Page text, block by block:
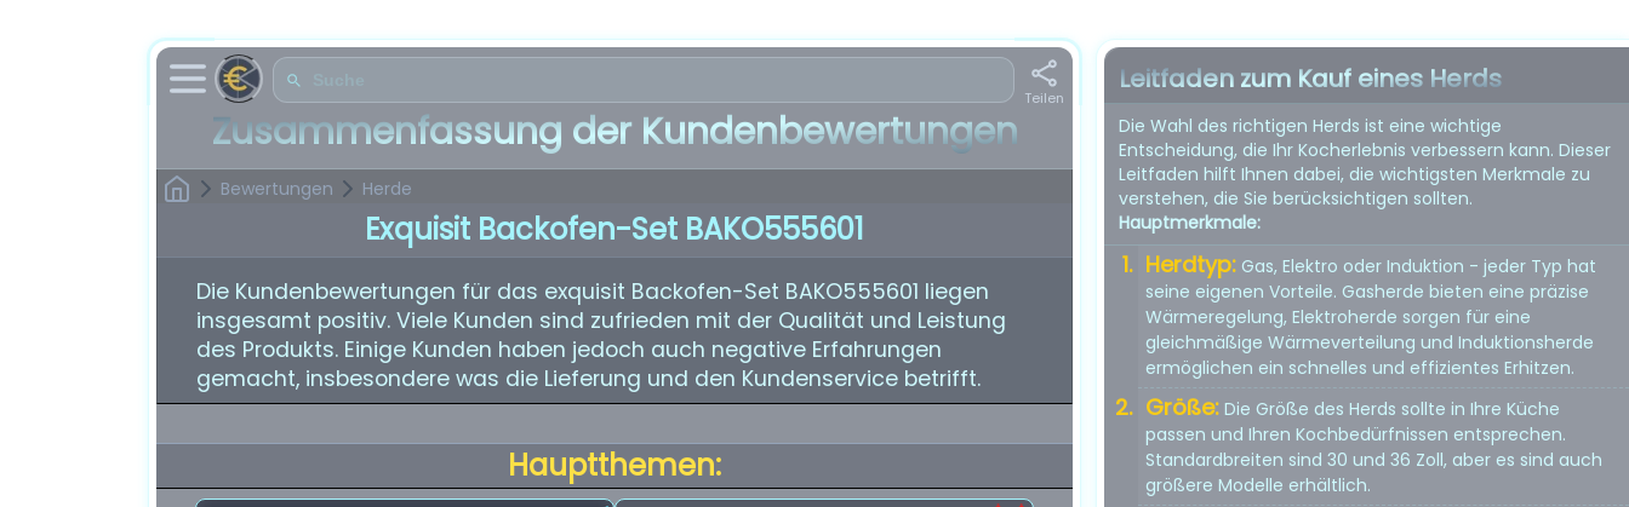
Teilen
Zusammenfassung der Kundenbewertungen
Bewertungen Herde
Exquisit Backofen-Set BAKO555601
Die Kundenbewertungen für das exquisit Backofen-Set BAKO555601 liegen
insgesamt positiv. Viele Kunden sind zufrieden mit der Qualität und Leistung
des Produkts. Einige Kunden haben jedoch auch negative Erfahrungen
gemacht, insbesondere was die Lieferung und den Kundenservice betrifft.
Hauptthemen:
Leitfaden zum Kauf eines Herds
Die Wahl des richtigen Herds ist eine wichtige
Entscheidung, die Ihr Kocherlebnis verbessern kann. Dieser
Leitfaden hilft Ihnen dabei, die wichtigsten Merkmale zu
verstehen, die Sie berücksichtigen sollten.
Hauptmerkmale:
Herdtyp: Gas, Elektro oder Induktion - jeder Typ hat
seine eigenen Vorteile. Gasherde bieten eine präzise
Wärmeregelung, Elektroherde sorgen für eine
gleichmäßige Wärmeverteilung und Induktionsherde
ermöglichen ein schnelles und effizientes Erhitzen.
Größe: Die Größe des Herds sollte in Ihre Küche
passen und Ihren Kochbedürfnissen entsprechen.
Standardbreiten sind 30 und 36 Zoll, aber es sind auch
größere Modelle erhältlich.